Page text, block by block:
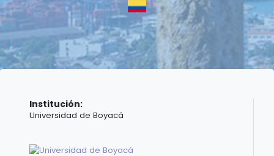
Institución:
Universidad de Boyacá